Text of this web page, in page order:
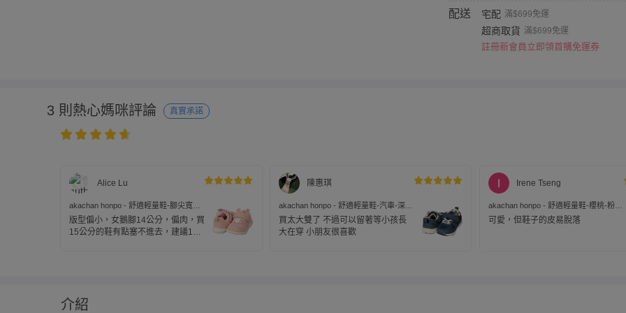
配送 宅配 滿$699免運
超商取貨 滿$699免運
註冊新會員立即領首購免運券
3 則熱心媽咪評論 真實承諾
Alice Lu
akachan honpo - 舒適輕量鞋-腳尖寬鬆
款-粉紅色
版型偏小，女鵝腳14公分，偏肉，買
15公分的鞋有點塞不進去，建議14
陳惠琪
akachan honpo - 舒適輕量鞋-汽車-深藍
色
買太大雙了 不過可以留著等小孩長
大在穿 小朋友很喜歡
Irene Tseng
akachan honpo - 舒適輕量鞋-櫻桃-粉紅
色
可愛，但鞋子的皮易脫落
介紹